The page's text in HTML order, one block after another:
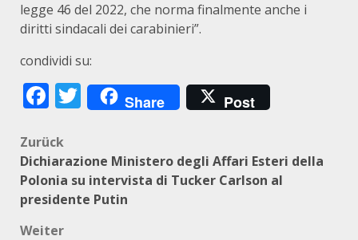
legge 46 del 2022, che norma finalmente anche i
diritti sindacali dei carabinieri”.
condividi su:
Facebook
Twitter
Share Post
Beitragsnavigation
Zurück
Dichiarazione Ministero degli Affari Esteri della
Polonia su intervista di Tucker Carlson al
presidente Putin
Weiter